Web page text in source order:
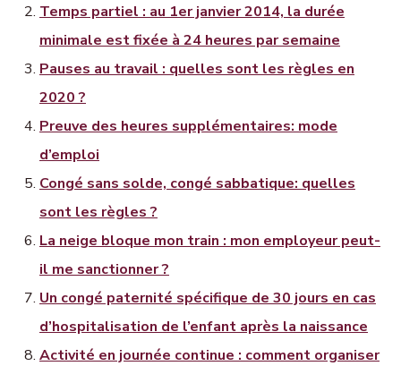
Temps partiel : au 1er janvier 2014, la durée
minimale est fixée à 24 heures par semaine
Pauses au travail : quelles sont les règles en
2020 ?
Preuve des heures supplémentaires: mode
d’emploi
Congé sans solde, congé sabbatique: quelles
sont les règles ?
La neige bloque mon train : mon employeur peut-
il me sanctionner ?
Un congé paternité spécifique de 30 jours en cas
d’hospitalisation de l’enfant après la naissance
Activité en journée continue : comment organiser